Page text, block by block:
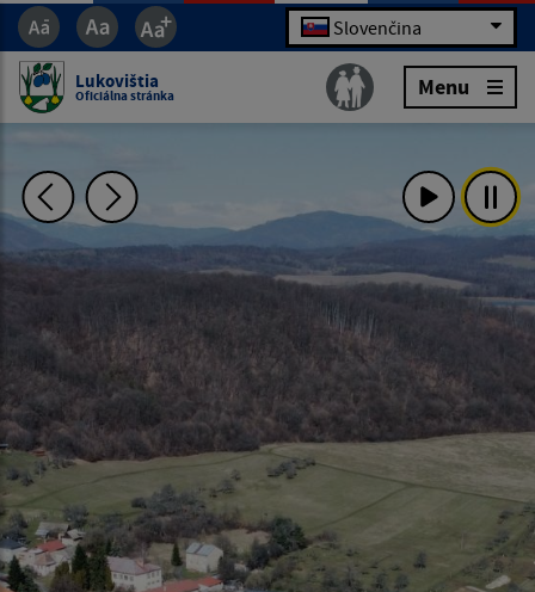
Slovenčina
Lukovištia
Oficiálna stránka Menu